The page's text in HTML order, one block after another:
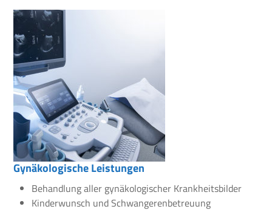
Gynäkologische Leistungen
Behandlung aller gynäkologischer Krankheitsbilder
Kinderwunsch und Schwangerenbetreuung